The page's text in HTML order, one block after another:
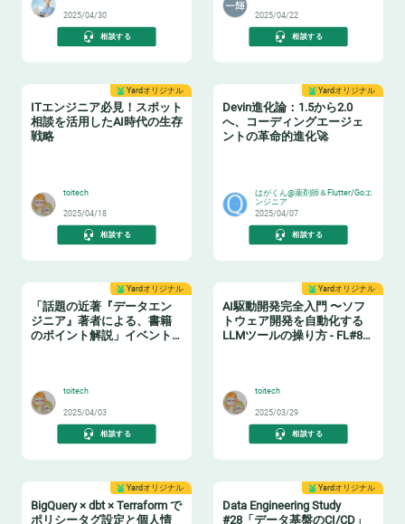
2025/04/30
相談する
2025/04/22
相談する
Yardオリジナル
ITエンジニア必見！スポット
相談を活用したAI時代の生存
戦略
toitech
2025/04/18
相談する
Yardオリジナル
Devin進化論：1.5から2.0
へ、コーディングエージェ
ントの革命的進化🚀
はがくん@薬剤師＆Flutter/Goエ
ンジニア
2025/04/07
相談する
Yardオリジナル
「話題の近著『データエン
ジニア』著者による、書籍
のポイント解説」イベント
toitech
2025/04/03
相談する
Yardオリジナル
AI駆動開発完全入門 〜ソフ
トウェア開発を自動化する
LLMツールの操り方 - FL#87
toitech
2025/03/29
相談する
Yardオリジナル
BigQuery × dbt × Terraform で
ポリシータグ設定と個人情
Yardオリジナル
Data Engineering Study
#28「データ基盤のCI/CD」